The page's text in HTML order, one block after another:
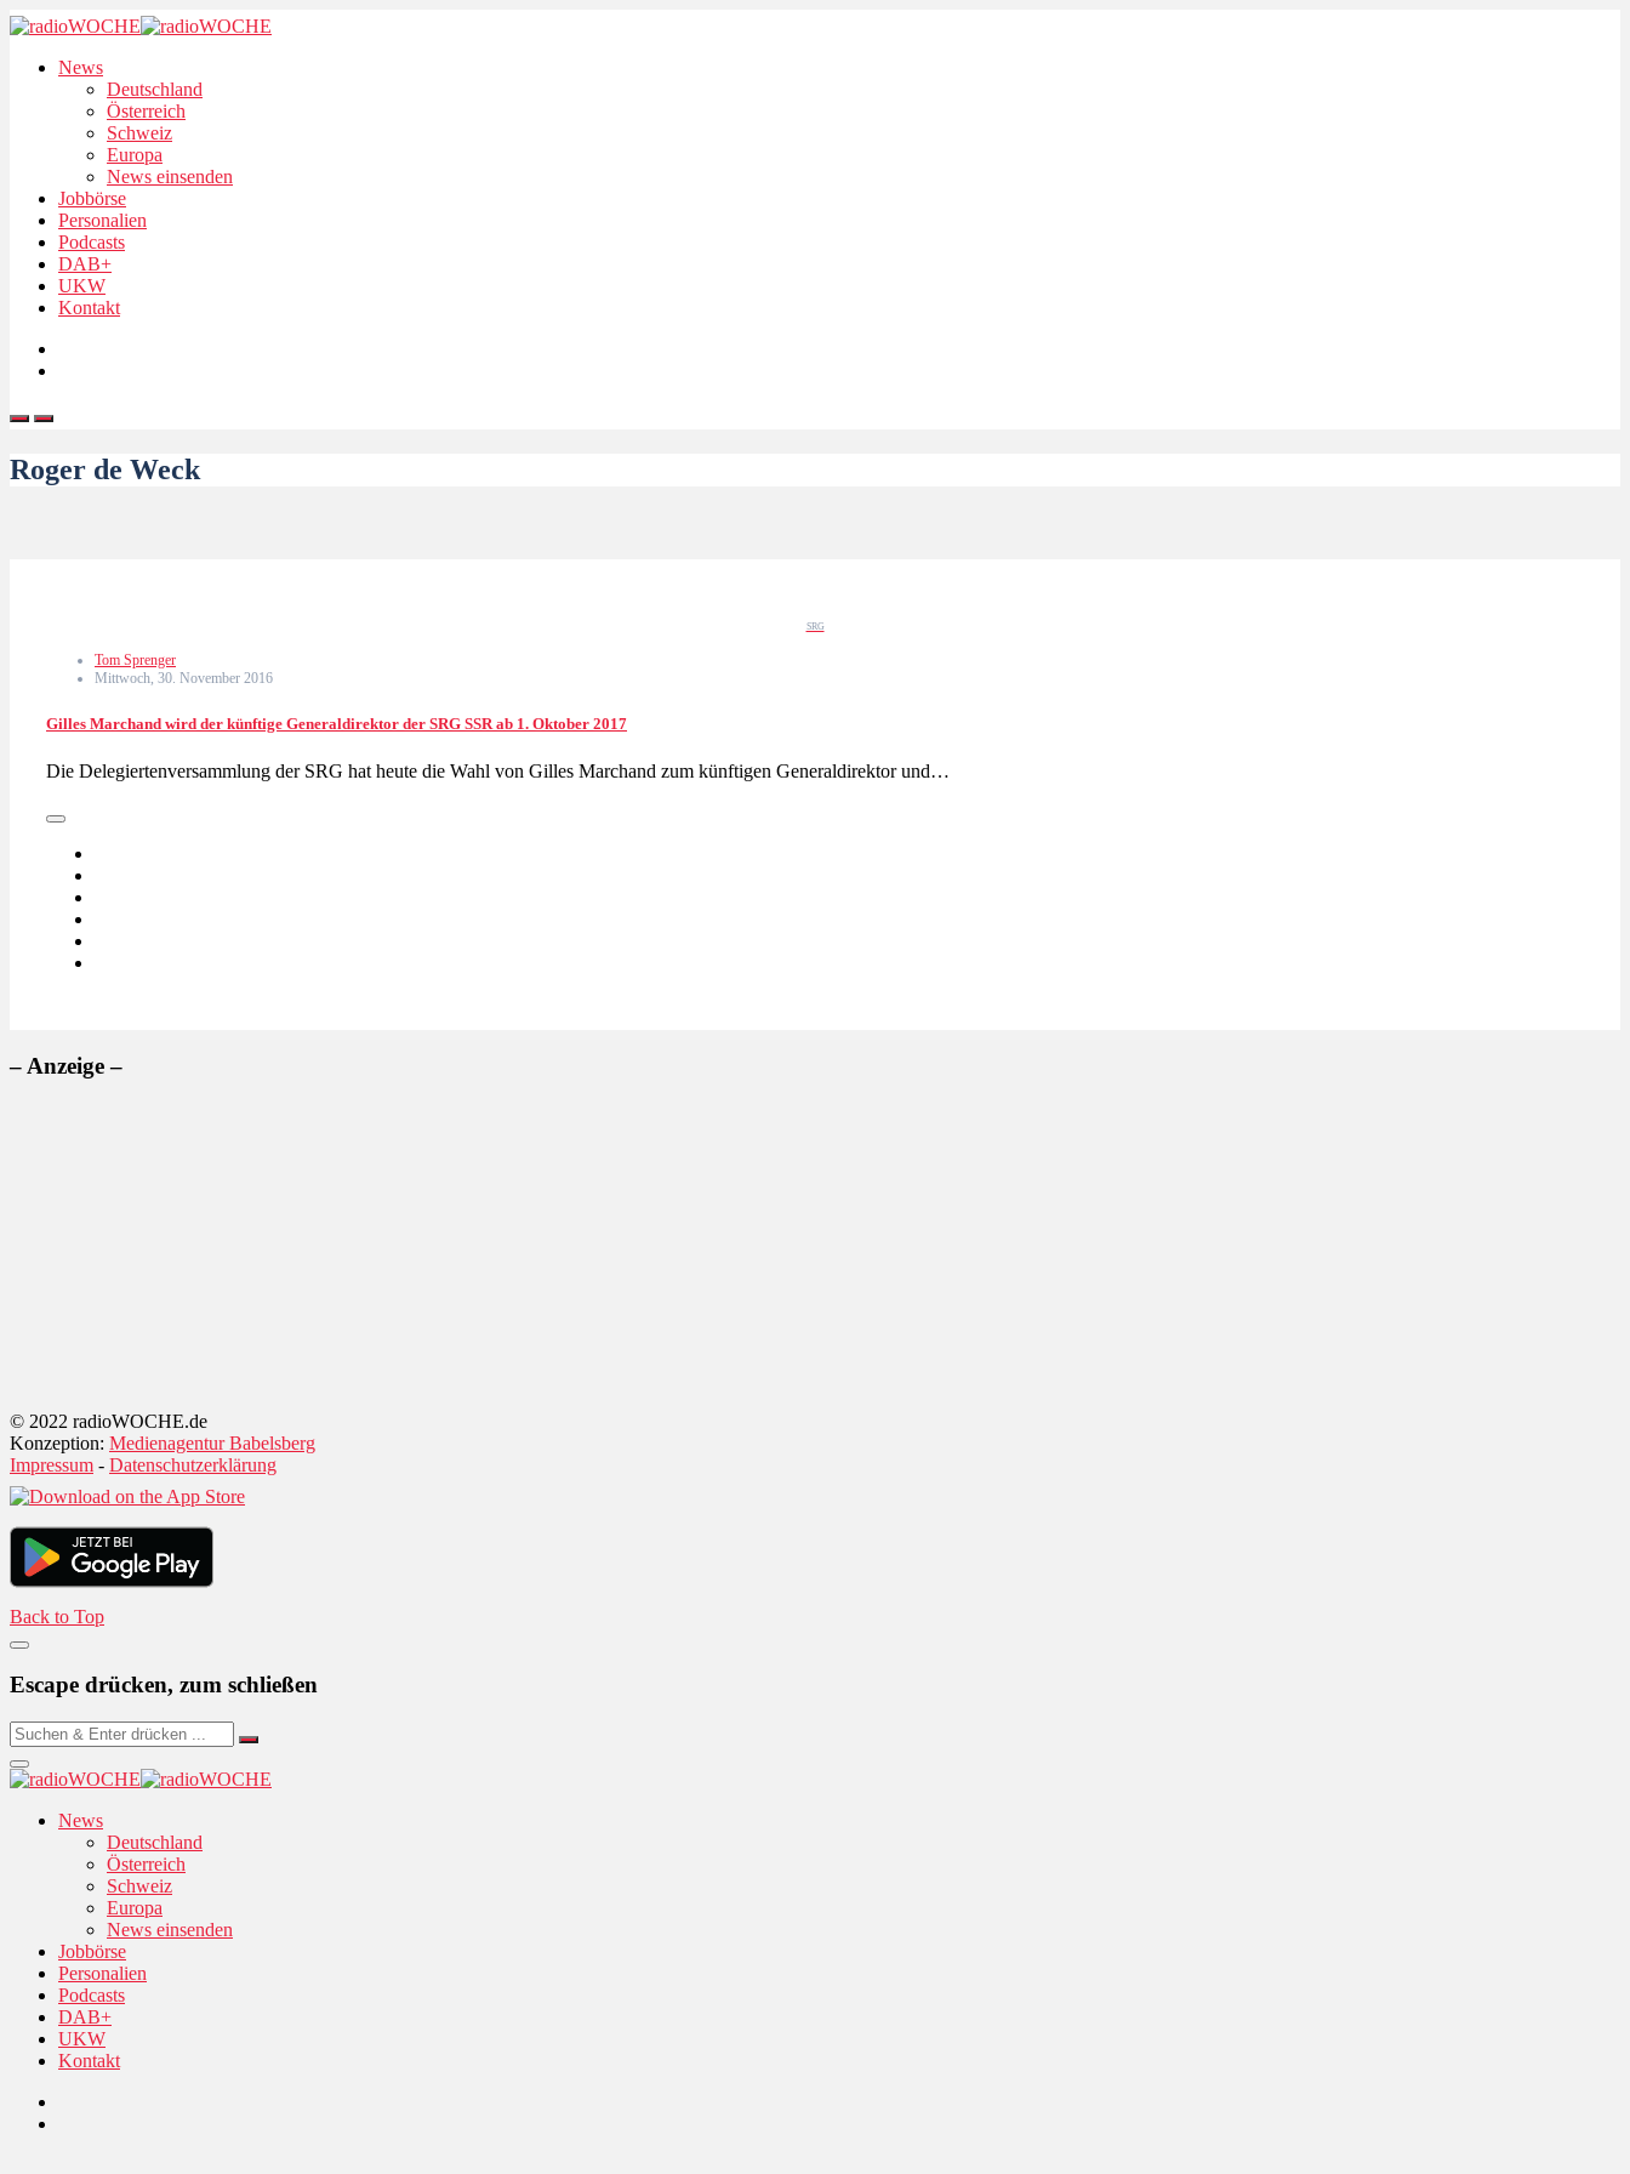
News
Deutschland
Österreich
Schweiz
Europa
News einsenden
Jobbörse
Personalien
Podcasts
DAB+
UKW
Kontakt
Roger de Weck
SRG
Tom Sprenger
Mittwoch, 30. November 2016
Gilles Marchand wird der künftige Generaldirektor der SRG SSR ab 1. Oktober 2017
Die Delegiertenversammlung der SRG hat heute die Wahl von Gilles Marchand zum künftigen Generaldirektor und…
– Anzeige –
© 2022 radioWOCHE.de
Konzeption: Medienagentur Babelsberg
Impressum - Datenschutzerklärung
Back to Top
Escape drücken, zum schließen
News
Deutschland
Österreich
Schweiz
Europa
News einsenden
Jobbörse
Personalien
Podcasts
DAB+
UKW
Kontakt